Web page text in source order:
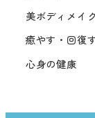
美ボディメイク
癒やす・回復
心身の健康